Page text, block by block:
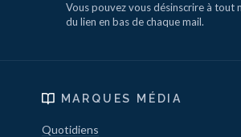
Vous pouvez vous désinscrire à tout
du lien en bas de chaque mail.
MARQUES MÉDIA
Quotidiens